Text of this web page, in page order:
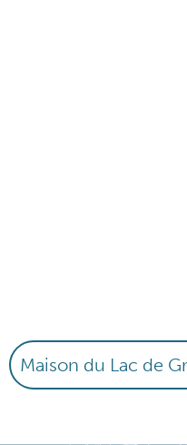
Maison du Lac de